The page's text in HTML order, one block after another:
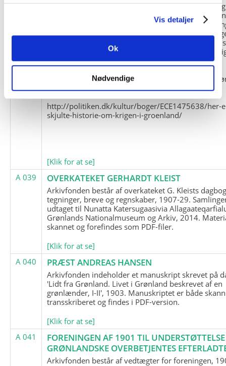
Vis detaljer
Ok
Nødvendige
og Marius Jensen som medlem. Marius Jensens
befinder sig i Militärhistorisches Museum i Dresden
(Tyskland). Kopierne af Friedrich Littmanns
klausuleret iht. aftalen med giveren og Franz
Kontakt venligst Arktisk Instituts ledelse i
brugen af materialet til studie- og
formål.
Nedenunder findes et link til en presseartikel
historien om Nordøstgrønlands Slædepatrulje:
http://politiken.dk/kultur/boger/ECE1475638/her-
skjulte-historie-om-krigen-i-groenland/
[Klik for at se]
A 039
OVERKATEKET GERHARDT KLEIST
Arkivfonden består af overkateket G. Kleists
tegninger, breve og regnskaber, 1907-29.
udtaget til Nunatta Katersugaasivia
Grønlands Nationalmuseum og Arkiv, 2014.
skannet og forefindes som PDF-filer.
[Klik for at se]
A 040
PRÆST ANDREAS HANSEN
Arkivfonden indeholder et manuskript skrevet på
'Lidt fra Grønland. Livet i Grønland beskrevet af en
grønlænder, I-II', 1903. Manuskriptet er både
transskriberet og findes i PDF-version.
[Klik for at se]
A 041
FORENINGEN AF 1901 TIL
GRØNLANDSKE OVERBETJENTES
Arkivfonden består af vedtægter for foreningen,